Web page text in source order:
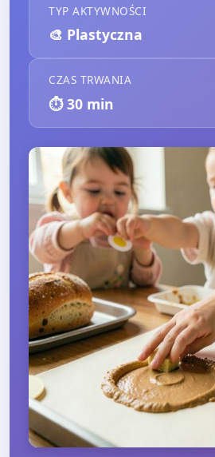
TYP AKTYWNOŚCI
🎨 Plastyczna
CZAS TRWANIA
⏱️30 min